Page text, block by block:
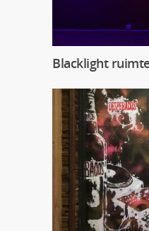
Blacklight